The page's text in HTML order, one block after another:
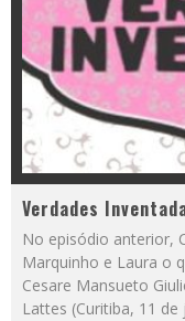
Verdades
No episódio anterior,
Marquinho e Laura o
Cesare Mansueto
Lattes (Curitiba, 11 de